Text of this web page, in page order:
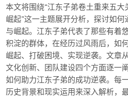
本文将围绕“江东子弟卷土重来五
崛起”这一主题展开分析，探讨如
与崛起。江东子弟代表了那些有着
积淀的群体，在经历过风雨后，如
崛起、打破困境、实现逆袭。文章
文化创新、团队建设四个方面逐一
如何助力江东子弟的成功逆袭。每
历史背景和现实运用来深入解析，